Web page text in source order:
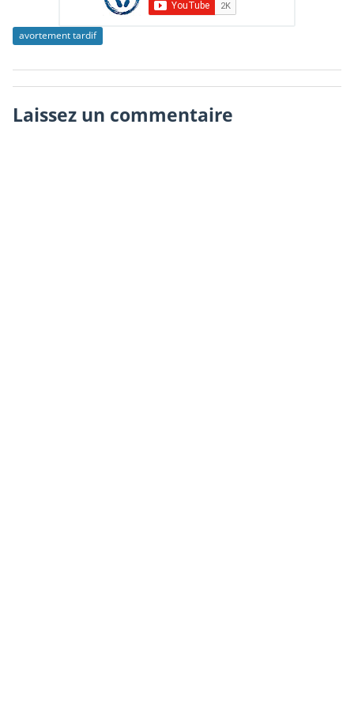
avortement tardif
Laissez un commentaire